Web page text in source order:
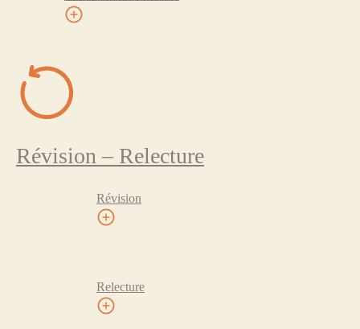
Révision – Relecture
Révision
Relecture